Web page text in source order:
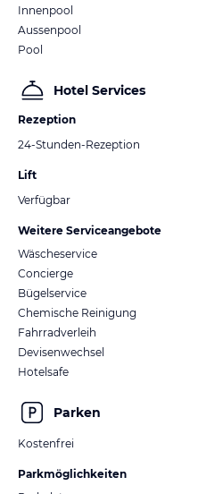
Innenpool
Aussenpool
Pool
Hotel Services
Rezeption
24-Stunden-Rezeption
Lift
Verfügbar
Weitere Serviceangebote
Wäscheservice
Concierge
Bügelservice
Chemische Reinigung
Fahrradverleih
Devisenwechsel
Hotelsafe
Parken
Kostenfrei
Parkmöglichkeiten